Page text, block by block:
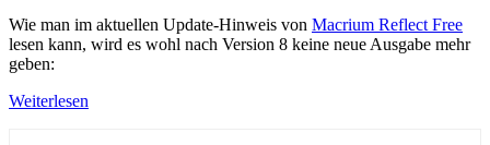
Wie man im aktuellen Update-Hinweis von Macrium Reflect Free
lesen kann, wird es wohl nach Version 8 keine neue Ausgabe mehr
geben:
Weiterlesen